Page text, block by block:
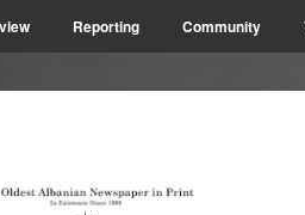
Reporting Community